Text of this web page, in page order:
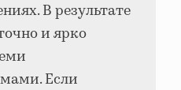
В результате
и ярко
Если